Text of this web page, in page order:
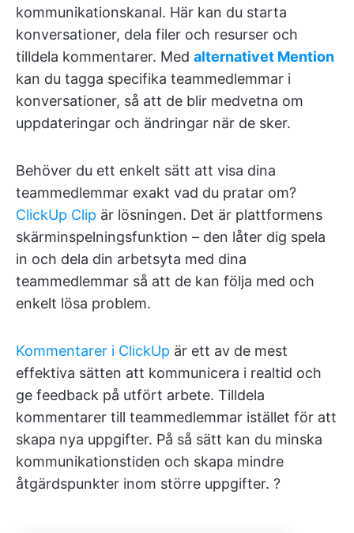
kommunikationskanal. Här kan du starta
konversationer, dela filer och resurser och
tilldela kommentarer. Med alternativet Mention
kan du tagga specifika teammedlemmar i
konversationer, så att de blir medvetna om
uppdateringar och ändringar när de sker.
Behöver du ett enkelt sätt att visa dina
teammedlemmar exakt vad du pratar om?
ClickUp Clip är lösningen. Det är plattformens
skärminspelningsfunktion – den låter dig spela
in och dela din arbetsyta med dina
teammedlemmar så att de kan följa med och
enkelt lösa problem.
Kommentarer i ClickUp är ett av de mest
effektiva sätten att kommunicera i realtid och
ge feedback på utfört arbete. Tilldela
kommentarer till teammedlemmar istället för att
skapa nya uppgifter. På så sätt kan du minska
kommunikationstiden och skapa mindre
åtgärdspunkter inom större uppgifter. ?